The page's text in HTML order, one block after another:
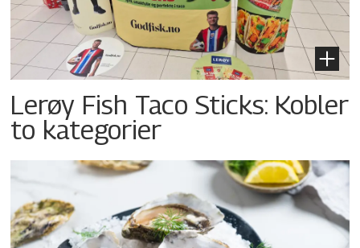
Lerøy Fish Taco Sticks: Kobler
to kategorier